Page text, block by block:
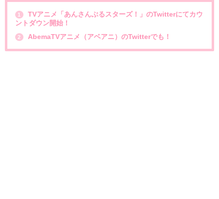
1
TVアニメ「あんさんぶるスターズ！」のTwitterにてカウ
ントダウン開始！
2 AbemaTVアニメ（アベアニ）のTwitterでも！